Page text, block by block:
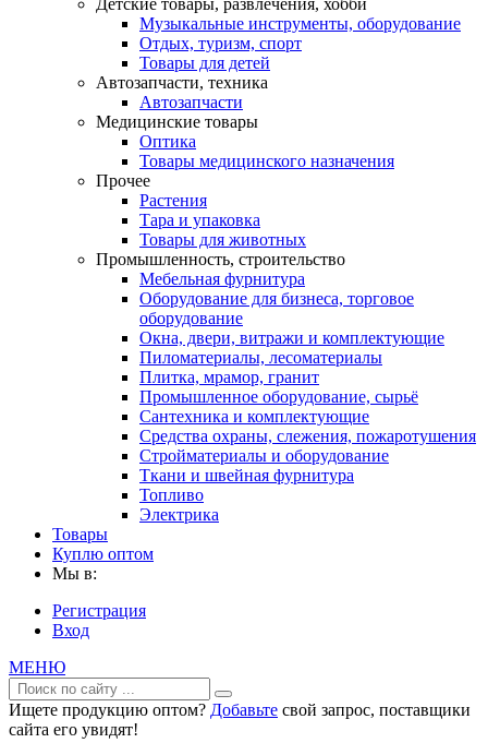
Детские товары, развлечения, хобби
Музыкальные инструменты, оборудование
Отдых, туризм, спорт
Товары для детей
Автозапчасти, техника
Автозапчасти
Медицинские товары
Оптика
Товары медицинского назначения
Прочее
Растения
Тара и упаковка
Товары для животных
Промышленность, строительство
Мебельная фурнитура
Оборудование для бизнеса, торговое
оборудование
Окна, двери, витражи и комплектующие
Пиломатериалы, лесоматериалы
Плитка, мрамор, гранит
Промышленное оборудование, сырьё
Сантехника и комплектующие
Средства охраны, слежения, пожаротушения
Стройматериалы и оборудование
Ткани и швейная фурнитура
Топливо
Электрика
Товары
Куплю оптом
Мы в:
Регистрация
Вход
МЕНЮ
Ищете продукцию оптом? Добавьте свой запрос, поставщики
сайта его увидят!